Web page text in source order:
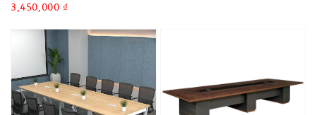
price
Sale
3,450,000 ₫